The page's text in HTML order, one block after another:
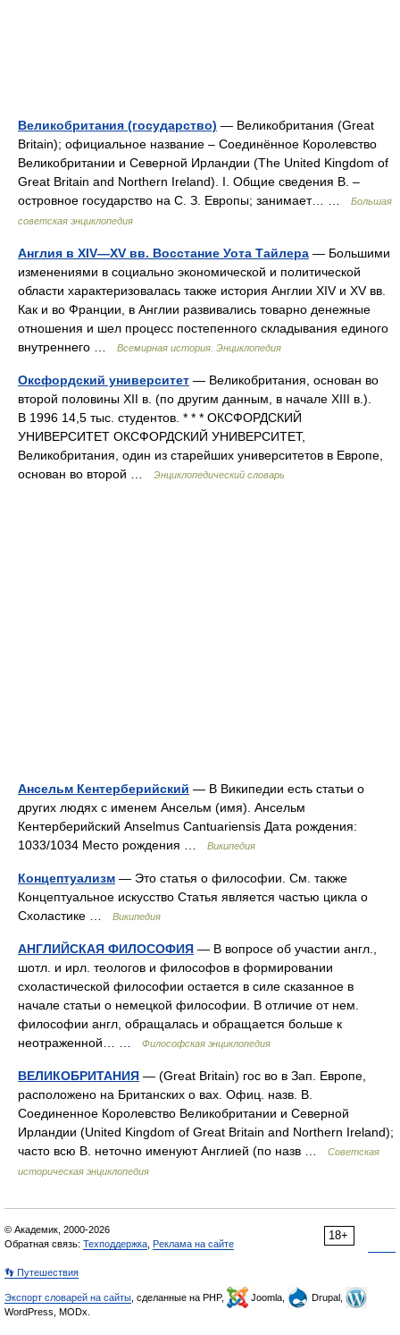
Великобритания (государство) — Великобритания (Great
Britain); официальное название ‒ Соединённое Королевство
Великобритании и Северной Ирландии (The United Kingdom of
Great Britain and Northern Ireland). I. Общие сведения В. ‒
островное государство на С. З. Европы; занимает… …
Большая
советская энциклопедия
Англия в XIV—XV вв. Восстание Уота Тайлера — Большими
изменениями в социально экономической и политической
области характеризовалась также история Англии XIV и XV вв.
Как и во Франции, в Англии развивались товарно денежные
отношения и шел процесс постепенного складывания единого
внутреннего …
Всемирная история. Энциклопедия
Оксфордский университет — Великобритания, основан во
второй половины XII в. (по другим данным, в начале XIII в.).
В 1996 14,5 тыс. студентов. * * * ОКСФОРДСКИЙ
УНИВЕРСИТЕТ ОКСФОРДСКИЙ УНИВЕРСИТЕТ,
Великобритания, один из старейших университетов в Европе,
основан во второй …
Энциклопедический словарь
Ансельм Кентерберийский — В Википедии есть статьи о
других людях с именем Ансельм (имя). Ансельм
Кентерберийский Anselmus Cantuariensis Дата рождения:
1033/1034 Место рождения …
Википедия
Концептуализм — Это статья о философии. См. также
Концептуальное искусство Статья является частью цикла о
Схоластике …
Википедия
АНГЛИЙСКАЯ ФИЛОСОФИЯ — В вопросе об участии англ.,
шотл. и ирл. теологов и философов в формировании
схоластической философии остается в силе сказанное в
начале статьи о немецкой философии. В отличие от нем.
философии англ, обращалась и обращается больше к
неотраженной… …
Философская энциклопедия
ВЕЛИКОБРИТАНИЯ — (Great Britain) гос во в Зап. Европе,
расположено на Британских о вах. Офиц. назв. В.
Соединенное Королевство Великобритании и Северной
Ирландии (United Kingdom of Great Britain and Northern Ireland);
часто всю В. неточно именуют Англией (по назв …
Советская
историческая энциклопедия
18+
© Академик, 2000-2026
Обратная связь: Техподдержка Реклама на сайте
👣 Путешествия
Экспорт словарей на сайты , сделанные на PHP, Joomla,
Drupal,
WordPress, MODx.